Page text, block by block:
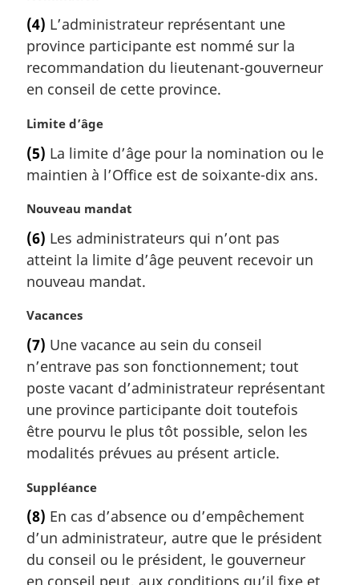
t
e
m
a
g
n
a
e
(4) L’administrateur représentant une
province participante est nommé sur la
recommandation du lieutenant-gouverneur
en conseil de cette province.
N
t
e
a
r
g
i
n
l
e
:
Limite d’âge
(5) La limite d’âge pour la nomination ou le
maintien à l’Office est de soixante-dix ans.
N
t
e
m
r
i
n
a
e
:
Nouveau mandat
(6) Les administrateurs qui n’ont pas
atteint la limite d’âge peuvent recevoir un
nouveau mandat.
N
t
e
m
a
g
i
a
l
e
:
Vacances
(7) Une vacance au sein du conseil
n’entrave pas son fonctionnement; tout
poste vacant d’administrateur représentant
une province participante doit toutefois
être pourvu le plus tôt possible, selon les
modalités prévues au présent article.
N
t
e
m
a
Suppléance
(8) En cas d’absence ou d’empêchement
d’un administrateur, autre que le président
du conseil ou le président, le gouverneur
en conseil peut, aux conditions qu’il fixe et